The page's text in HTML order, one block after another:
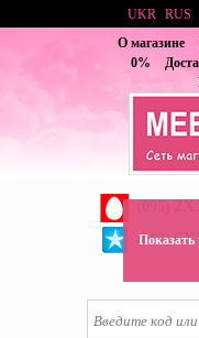
О магазине
0%
(067)
Показать
UKR RUS